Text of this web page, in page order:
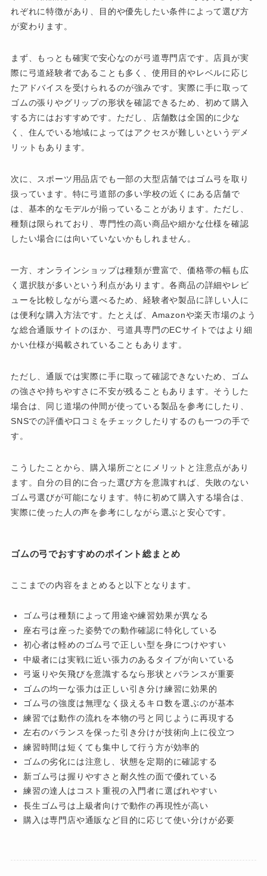
れぞれに特徴があり、目的や優先したい条件によって選び方
が変わります。
まず、もっとも確実で安心なのが弓道専門店です。店員が実
際に弓道経験者であることも多く、使用目的やレベルに応じ
たアドバイスを受けられるのが強みです。実際に手に取って
ゴムの張りやグリップの形状を確認できるため、初めて購入
する方にはおすすめです。ただし、店舗数は全国的に少な
く、住んでいる地域によってはアクセスが難しいというデメ
リットもあります。
次に、スポーツ用品店でも一部の大型店舗ではゴム弓を取り
扱っています。特に弓道部の多い学校の近くにある店舗で
は、基本的なモデルが揃っていることがあります。ただし、
種類は限られており、専門性の高い商品や細かな仕様を確認
したい場合には向いていないかもしれません。
一方、オンラインショップは種類が豊富で、価格帯の幅も広
く選択肢が多いという利点があります。各商品の詳細やレビ
ューを比較しながら選べるため、経験者や製品に詳しい人に
は便利な購入方法です。たとえば、Amazonや楽天市場のよう
な総合通販サイトのほか、弓道具専門のECサイトではより細
かい仕様が掲載されていることもあります。
ただし、通販では実際に手に取って確認できないため、ゴム
の強さや持ちやすさに不安が残ることもあります。そうした
場合は、同じ道場の仲間が使っている製品を参考にしたり、
SNSでの評価や口コミをチェックしたりするのも一つの手で
す。
こうしたことから、購入場所ごとにメリットと注意点があり
ます。自分の目的に合った選び方を意識すれば、失敗のない
ゴム弓選びが可能になります。特に初めて購入する場合は、
実際に使った人の声を参考にしながら選ぶと安心です。
ゴムの弓でおすすめのポイント総まとめ
ここまでの内容をまとめると以下となります。
ゴム弓は種類によって用途や練習効果が異なる
座右弓は座った姿勢での動作確認に特化している
初心者は軽めのゴム弓で正しい型を身につけやすい
中級者には実戦に近い張力のあるタイプが向いている
弓返りや矢飛びを意識するなら形状とバランスが重要
ゴムの均一な張力は正しい引き分け練習に効果的
ゴム弓の強度は無理なく扱えるキロ数を選ぶのが基本
練習では動作の流れを本物の弓と同じように再現する
左右のバランスを保った引き分けが技術向上に役立つ
練習時間は短くても集中して行う方が効率的
ゴムの劣化には注意し、状態を定期的に確認する
新ゴム弓は握りやすさと耐久性の面で優れている
練習の達人はコスト重視の入門者に選ばれやすい
長生ゴム弓は上級者向けで動作の再現性が高い
購入は専門店や通販など目的に応じて使い分けが必要